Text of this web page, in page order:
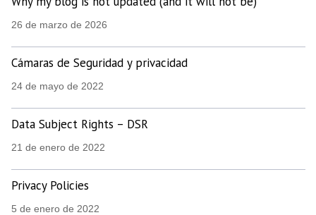
26 de marzo de 2026
Cámaras de Seguridad y privacidad
24 de mayo de 2022
Data Subject Rights – DSR
21 de enero de 2022
Privacy Policies
5 de enero de 2022